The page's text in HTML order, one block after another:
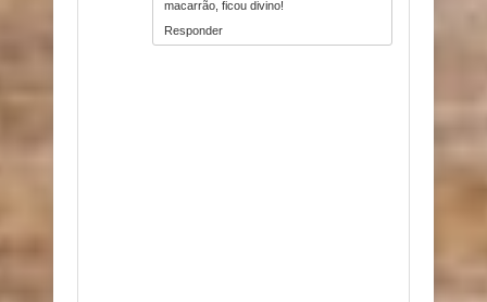
macarrão, ficou divino!
Responder